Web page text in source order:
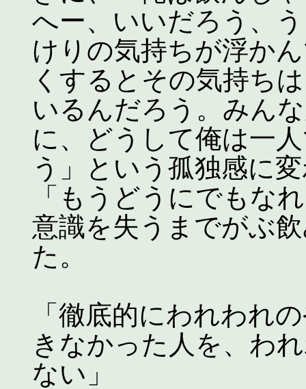
へー、いいだろう、
けりの気持ちが浮か
くするとその気持ち
いるんだろう。みん
に、どうして俺は一
う」という孤独感に
「もうどうにでもな
意識を失うまでがぶ
た。
「徹底的にわれわれ
きなかった人を、わ
ない」